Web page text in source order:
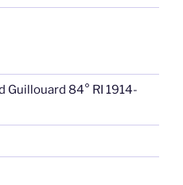
Guillouard 84° RI 1914-